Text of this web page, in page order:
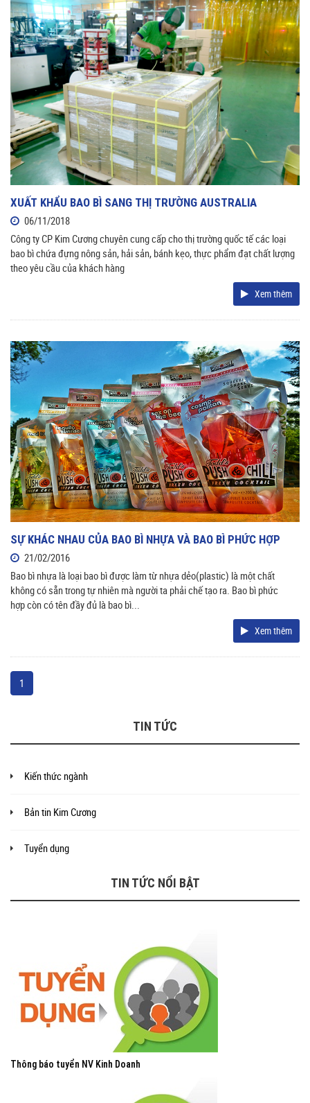
XUẤT KHẨU BAO BÌ SANG THỊ TRƯỜNG AUSTRALIA
06/11/2018
Công ty CP Kim Cương chuyên cung cấp cho thị trường quốc tế các loại
bao bì chứa đựng nông sản, hải sản, bánh kẹo, thực phẩm đạt chất lượng
theo yêu cầu của khách hàng
Xem thêm
SỰ KHÁC NHAU CỦA BAO BÌ NHỰA VÀ BAO BÌ PHỨC HỢP
21/02/2016
Bao bì nhựa là loại bao bì được làm từ nhựa dẻo(plastic) là một chất
không có sẵn trong tự nhiên mà người ta phải chế tạo ra. Bao bì phức
hợp còn có tên đầy đủ là bao bì...
Xem thêm
1
TIN TỨC
Kiến thức ngành
Bản tin Kim Cương
Tuyển dụng
TIN TỨC NỔI BẬT
Thông báo tuyển NV Kinh Doanh